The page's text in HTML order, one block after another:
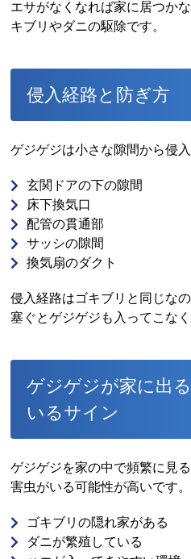
エサがなくなれば家に居つか
キブリやダニの駆除です。
侵入経路と防ぎ方
ゲジゲジは小さな隙間から侵入
玄関ドアの下の隙間
床下換気口
配管の貫通部
サッシの隙間
換気扇のダクト
侵入経路はゴキブリと同じな
塞ぐとゲジゲジも入ってこなく
ゲジゲジが家に出
いるサイン
ゲジゲジを家の中で頻繁に見
害虫がいる可能性が高いです。
ゴキブリの隠れ家がある
ダニが繁殖している